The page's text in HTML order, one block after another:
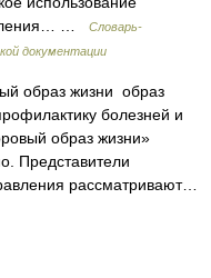
…
Словарь-
документации
образ жизни образ
болезней и
образ жизни»
Представители
рассматривают…